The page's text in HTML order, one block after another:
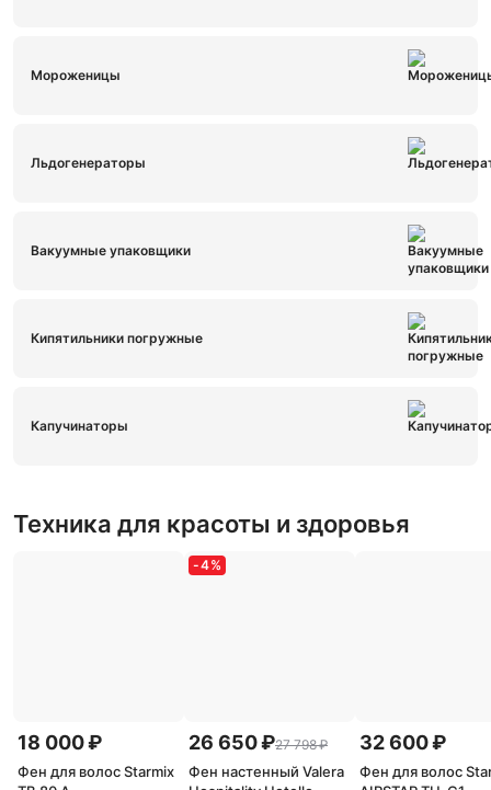
Мороженицы
Льдогенераторы
Вакуумные упаковщики
Кипятильники погружные
Капучинаторы
Техника для красоты и здоровья
18 000 ₽
Фен для волос Starmix
-4%
26 650 ₽27 798 ₽
Фен настенный Valera
32 600 ₽
Фен для волос